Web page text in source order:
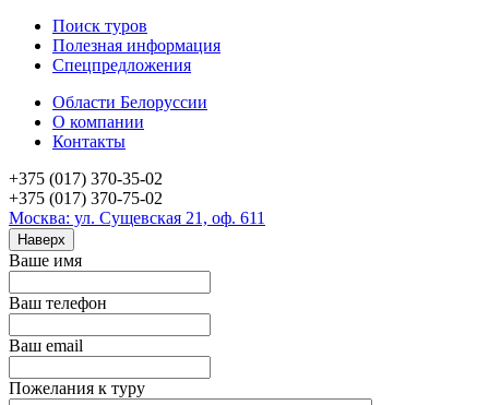
Поиск туров
Полезная информация
Спецпредложения
Области Белоруссии
О компании
Контакты
+375 (017) 370-35-02
+375 (017) 370-75-02
Москва: ул. Сущевская 21, оф. 611
Наверх
Ваше имя
Ваш телефон
Ваш email
Пожелания к туру